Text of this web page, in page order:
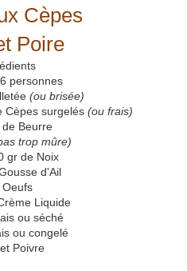
Cèpes
Poire
personnes
(ou brisée)
Cèpes surgelés (ou frais)
Beurre
trop mûre)
gr de Noix
d'Ail
Liquide
ou séché
ou congelé
Poivre